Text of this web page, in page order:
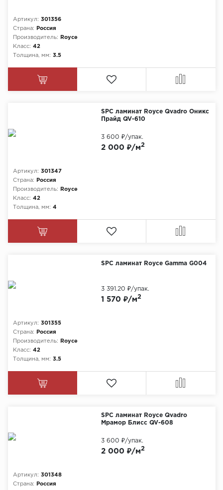
Артикул: 301356
Страна:
Россия
Производитель:
Royce
Класс: 42
Толщина, мм: 3.5
SPC ламинат Royce Qvadro Оникс
Прайд QV-610
Артикул: 301347
Страна:
Россия
Производитель:
Royce
Класс: 42
Толщина, мм: 4
2 000 ₽/м2
3 600 ₽/упак.
SPC ламинат Royce Gamma G004
Артикул: 301355
Страна:
Россия
Производитель:
Royce
Класс: 42
Толщина, мм: 3.5
1 570 ₽/м2
3 391.20 ₽/упак.
SPC ламинат Royce Qvadro
Мрамор Блисс QV-608
Артикул: 301348
Страна:
Россия
2 000 ₽/м2
3 600 ₽/упак.